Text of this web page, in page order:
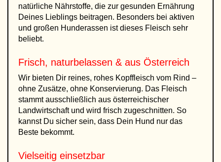
natürliche Nährstoffe, die zur gesunden Ernährung
Deines Lieblings beitragen. Besonders bei aktiven
und großen Hunderassen ist dieses Fleisch sehr
beliebt.
Frisch, naturbelassen & aus Österreich
Wir bieten Dir reines, rohes Kopffleisch vom Rind –
ohne Zusätze, ohne Konservierung. Das Fleisch
stammt ausschließlich aus österreichischer
Landwirtschaft und wird frisch zugeschnitten. So
kannst Du sicher sein, dass Dein Hund nur das
Beste bekommt.
Vielseitig einsetzbar